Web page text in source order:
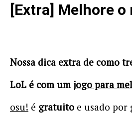
[Extra] Melhore o
Nossa dica extra de como
LoL é com um jogo para
osu! é gratuito e usado por